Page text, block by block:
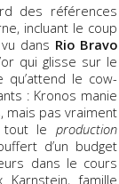
des références
incluant le coup
dans Rio Bravo
qui glisse sur le
le cow-
: Kronos manie
mais pas vraiment
tout le production
d’un budget
dans le cours
famille